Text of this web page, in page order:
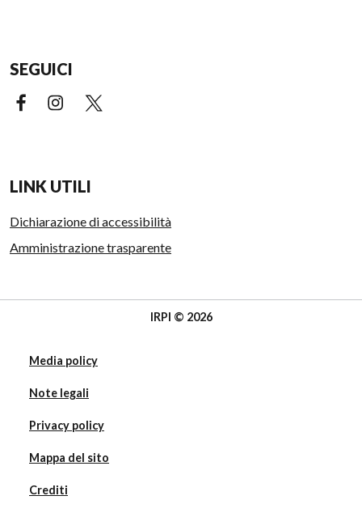
SEGUICI
Facebook (link esterno)
Instagram (link esterno)
LINK UTILI
Dichiarazione di accessibilità
Amministrazione trasparente
IRPI © 2026
Media policy
Note legali
Privacy policy
Mappa del sito
Crediti